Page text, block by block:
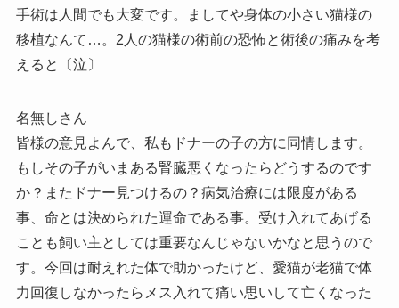
手術は人間でも大変です。ましてや身体の小さい猫様の
移植なんて…。2人の猫様の術前の恐怖と術後の痛みを考
えると〔泣〕
名無しさん
皆様の意見よんで、私もドナーの子の方に同情します。
もしその子がいまある腎臓悪くなったらどうするのです
か？またドナー見つけるの？病気治療には限度がある
事、命とは決められた運命である事。受け入れてあげる
ことも飼い主としては重要なんじゃないかなと思うので
す。今回は耐えれた体で助かったけど、愛猫が老猫で体
力回復しなかったらメス入れて痛い思いして亡くなった